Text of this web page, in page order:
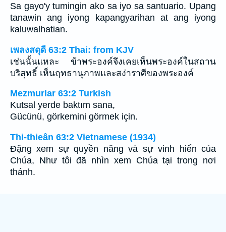
Sa gayo'y tumingin ako sa iyo sa santuario. Upang
tanawin ang iyong kapangyarihan at ang iyong
kaluwalhatian.
เพลงสดุดี 63:2 Thai: from KJV
เช่นนั้นแหละ ข้าพระองค์จึงเคยเห็นพระองค์ในสถาน
บริสุทธิ์ เห็นฤทธานุภาพและสง่าราศีของพระองค์
Mezmurlar 63:2 Turkish
Kutsal yerde baktım sana,
Gücünü, görkemini görmek için.
Thi-thieân 63:2 Vietnamese (1934)
Ðặng xem sự quyền năng và sự vinh hiển của
Chúa, Như tôi đã nhìn xem Chúa tại trong nơi
thánh.